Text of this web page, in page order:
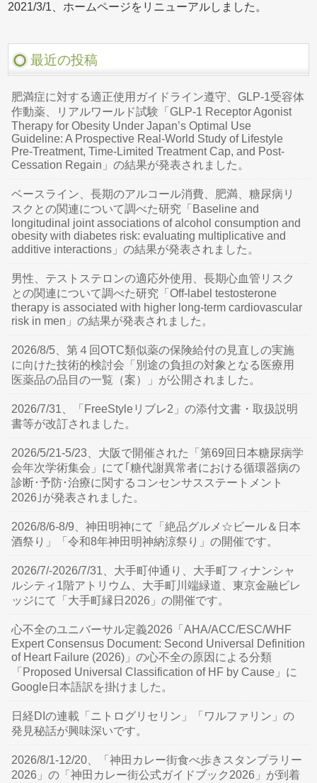
2021/3/1、ホームページをリニューアルしました。
最近の投稿
肥満症に対する適正使用ガイドライン遵守、GLP-1受容体
作動薬、リアルワールド試験「GLP-1 Receptor Agonist
Therapy for Obesity Under Japan’s Optimal Use
Guideline: A Prospective Real-World Study of Lifestyle
Pre-Treatment, Time-Limited Treatment Cap, and Post-
Cessation Regain」の結果が発表されました。
ベースライン、長期のアルコール消費、肥満、糖尿病リ
スクとの関連について調べた研究「Baseline and
longitudinal joint associations of alcohol consumption and
obesity with diabetes risk: evaluating multiplicative and
additive interactions」の結果が発表されました。
男性、テストステロンの適応外使用、長期心血管リスク
との関連について調べた研究「Off-label testosterone
therapy is associated with higher long-term cardiovascular
risk in men」の結果が発表されました。
2026/8/5、第４回OTC類似薬の保険給付の見直しの実施
に向けた技術的検討会「別途の負担の対象となる医療用
医薬品の品目の一覧（案）」が公開されました。
2026/7/31、「FreeStyleリブレ2」の添付文書・取扱説明
書等が改訂されました。
2026/5/21-5/23、大阪で開催された「第69回日本糖尿病学
会年次学術集会」にて｢糖代謝異常者における循環器病の
診断･予防･治療に関するコンセンサスステートメント
2026｣が発表されました。
2026/8/6-8/9、神田明神にて「絶品グルメ☆ビール＆日本
酒祭り」「令和8年神田明神納涼祭り」の開催です。
2026/7/-2026/7/31、大手町仲通り、大手町フィナンシャ
ルシティ1階アトリウム、大手町川端緑道、東京金融ビレ
ッジにて「大手町縁日2026」の開催です。
心不全のユニバーサル定義2026「AHA/ACC/ESC/WHF
Expert Consensus Document: Second Universal Definition
of Heart Failure (2026)」の心不全の原因による分類
「Proposed Universal Classification of HF by Cause」に
Google日本語訳を掛けました。
日経DIの連載「ニトログリセリン」「ワルファリン」の
発見秘話が興味深いです。
2026/8/1-12/20、「神田カレー街食べ歩きスタンプラリー
2026」の「神田カレー街公式ガイドブック2026」が到着